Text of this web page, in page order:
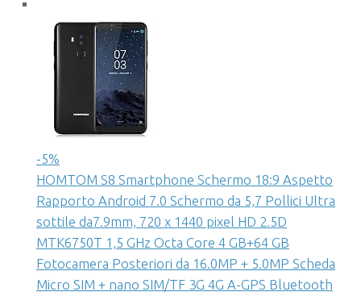
-5%
HOMTOM S8 Smartphone Schermo 18:9 Aspetto
Rapporto Android 7.0 Schermo da 5,7 Pollici Ultra
sottile da7.9mm, 720 x 1440 pixel HD 2.5D
MTK6750T 1,5 GHz Octa Core 4 GB+64 GB
Fotocamera Posteriori da 16.0MP + 5.0MP Scheda
Micro SIM + nano SIM/TF 3G 4G A-GPS Bluetooth